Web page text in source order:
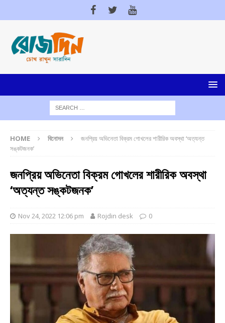
HOME বিনোদন
জনপ্রিয় অভিনেতা বিক্রম গোখলের শারীরিক অবস্থা ‘অত্যন্ত
সঙ্কটজনক’
জনপ্রিয় অভিনেতা বিক্রম গোখলের শারীরিক অবস্থা
‘অত্যন্ত সঙ্কটজনক’
Nov 24, 2022 12:06 pm Rojdin desk 0